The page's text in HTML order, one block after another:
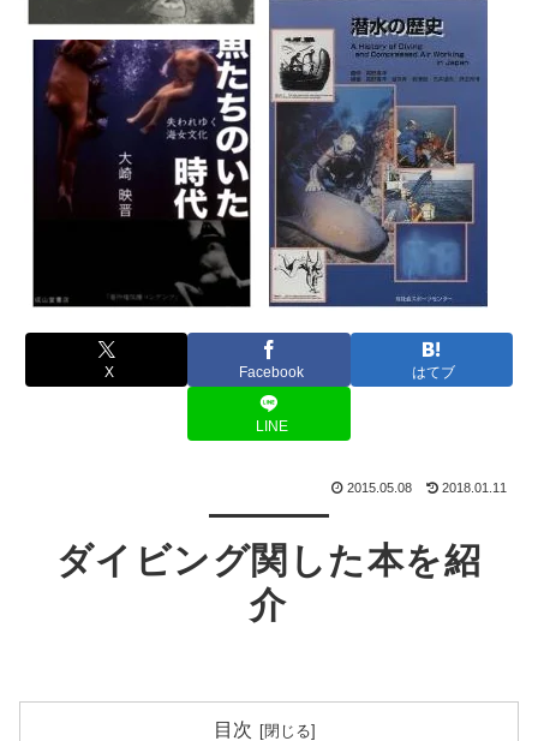
X Facebook はてブ
LINE
2015.05.08 2018.01.11
ダイビング関した本を紹
介
目次